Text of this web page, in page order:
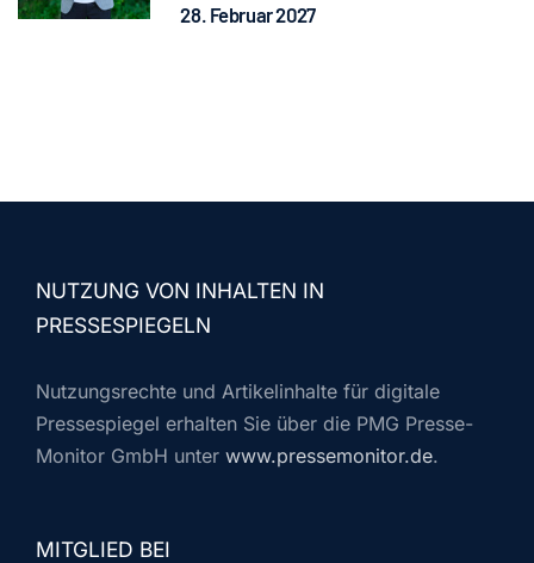
28. Februar 2027
NUTZUNG VON INHALTEN IN
PRESSESPIEGELN
Nutzungsrechte und Artikelinhalte für digitale
Pressespiegel erhalten Sie über die PMG Presse-
Monitor GmbH unter www.pressemonitor.de.
MITGLIED BEI